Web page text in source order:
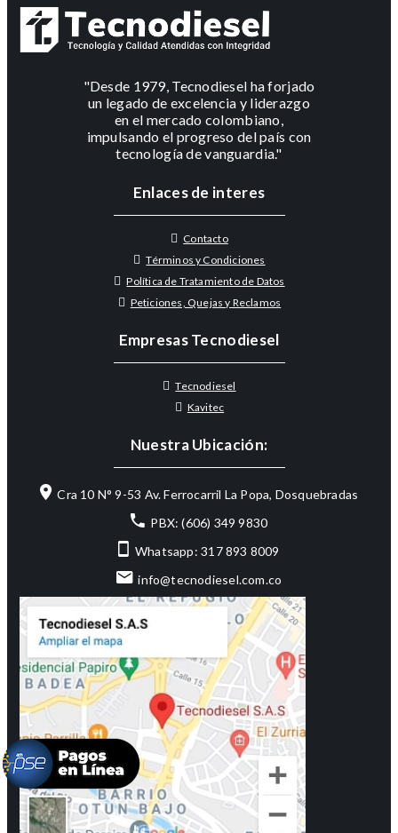
"Desde 1979, Tecnodiesel ha forjado
un legado de excelencia y liderazgo
en el mercado colombiano,
impulsando el progreso del país con
tecnología de vanguardia."
Enlaces de interes
Contacto
Términos y Condiciones
Política de Tratamiento de Datos
Peticiones, Quejas y Reclamos
Empresas Tecnodiesel
Tecnodiesel
Kavitec
Nuestra Ubicación:
Cra 10 N° 9-53 Av. Ferrocarril La Popa, Dosquebradas
PBX: (606) 349 9830
Whatsapp: 317 893 8009
info@tecnodiesel.com.co